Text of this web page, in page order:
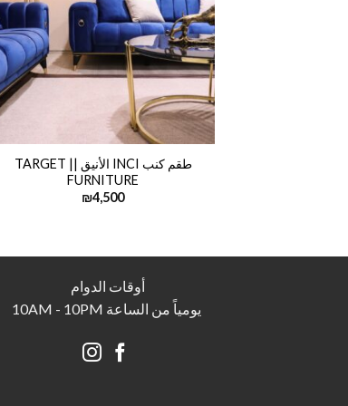
طقم كنب INCI الأنيق || TARGET
FURNITURE
₪4,500
أوقات الدوام
يومياً من الساعة 10AM - 10PM